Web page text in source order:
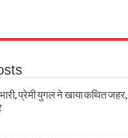
भारी, प्रेमी युगल ने खाया कथित जहर,